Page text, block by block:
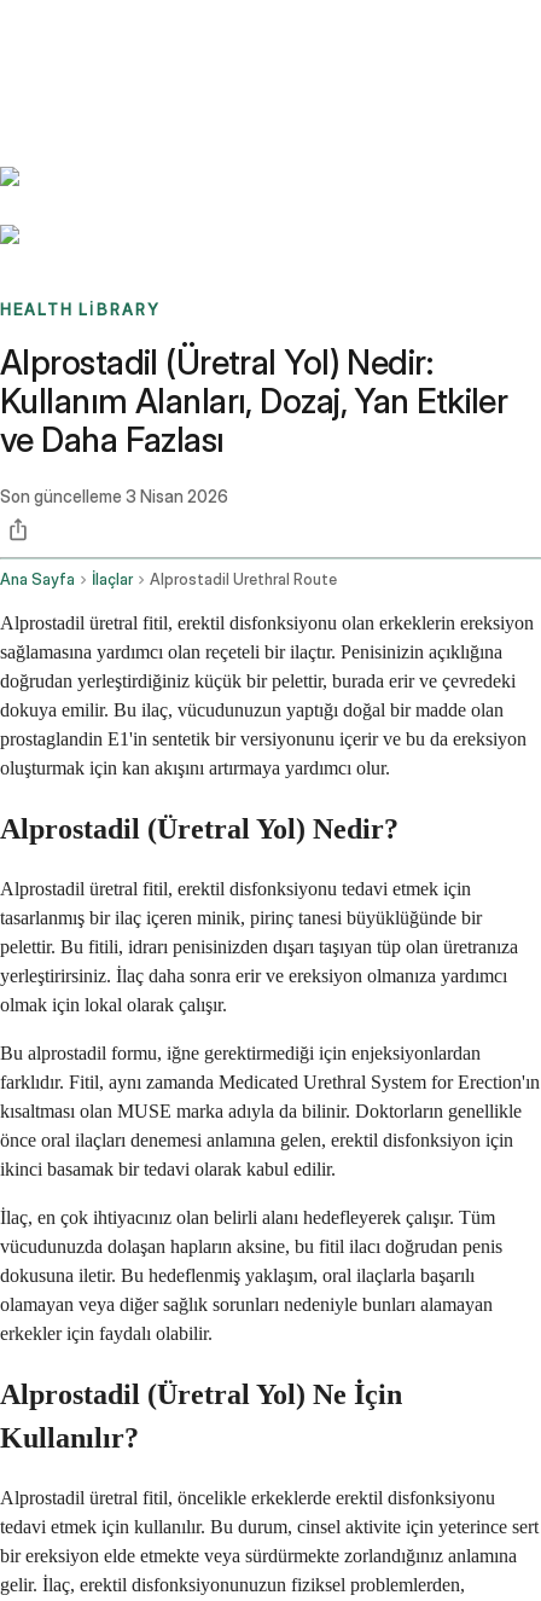
HEALTH LIBRARY
Alprostadil (Üretral Yol) Nedir:
Kullanım Alanları, Dozaj, Yan Etkiler
ve Daha Fazlası
Son güncelleme 3 Nisan 2026
Ana Sayfa İlaçlar Alprostadil Urethral Route
Alprostadil üretral fitil, erektil disfonksiyonu olan erkeklerin ereksiyon
sağlamasına yardımcı olan reçeteli bir ilaçtır. Penisinizin açıklığına
doğrudan yerleştirdiğiniz küçük bir pelettir, burada erir ve çevredeki
dokuya emilir. Bu ilaç, vücudunuzun yaptığı doğal bir madde olan
prostaglandin E1'in sentetik bir versiyonunu içerir ve bu da ereksiyon
oluşturmak için kan akışını artırmaya yardımcı olur.
Alprostadil (Üretral Yol) Nedir?
Alprostadil üretral fitil, erektil disfonksiyonu tedavi etmek için
tasarlanmış bir ilaç içeren minik, pirinç tanesi büyüklüğünde bir
pelettir. Bu fitili, idrarı penisinizden dışarı taşıyan tüp olan üretranıza
yerleştirirsiniz. İlaç daha sonra erir ve ereksiyon olmanıza yardımcı
olmak için lokal olarak çalışır.
Bu alprostadil formu, iğne gerektirmediği için enjeksiyonlardan
farklıdır. Fitil, aynı zamanda Medicated Urethral System for Erection'ın
kısaltması olan MUSE marka adıyla da bilinir. Doktorların genellikle
önce oral ilaçları denemesi anlamına gelen, erektil disfonksiyon için
ikinci basamak bir tedavi olarak kabul edilir.
İlaç, en çok ihtiyacınız olan belirli alanı hedefleyerek çalışır. Tüm
vücudunuzda dolaşan hapların aksine, bu fitil ilacı doğrudan penis
dokusuna iletir. Bu hedeflenmiş yaklaşım, oral ilaçlarla başarılı
olamayan veya diğer sağlık sorunları nedeniyle bunları alamayan
erkekler için faydalı olabilir.
Alprostadil (Üretral Yol) Ne İçin
Kullanılır?
Alprostadil üretral fitil, öncelikle erkeklerde erektil disfonksiyonu
tedavi etmek için kullanılır. Bu durum, cinsel aktivite için yeterince sert
bir ereksiyon elde etmekte veya sürdürmekte zorlandığınız anlamına
gelir. İlaç, erektil disfonksiyonunuzun fiziksel problemlerden,